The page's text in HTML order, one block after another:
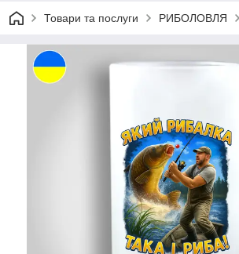
Товари та послуги РИБОЛОВЛЯ